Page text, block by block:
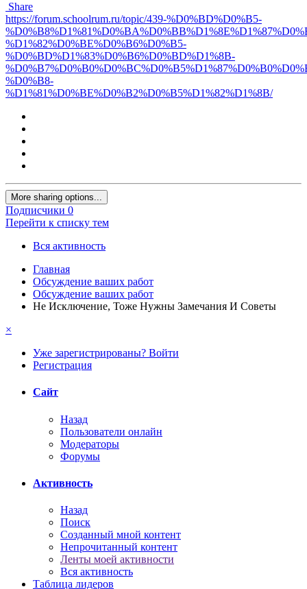
Share
https://forum.schoolrum.ru/topic/439-%D0%BD%D0%B5-
%D1%82%D0%BE%D0%B6%D0%B5-
%D0%BD%D1%83%D0%B6%D0%BD%D1%8B-
%D0%B8-
%D1%81%D0%BE%D0%B2%D0%B5%D1%82%D1%8B/
More sharing options...
Подписчики 0
Перейти к списку тем
Вся активность
Главная
Обсуждение ваших работ
Обсуждение ваших работ
Не Исключение, Тоже Нужны Замечания И Советы
×
Уже зарегистрированы? Войти
Регистрация
Сайт
Назад
Пользователи онлайн
Модераторы
Форумы
Активность
Назад
Поиск
Созданный мной контент
Непрочитанный контент
Ленты моей активности
Вся активность
Таблица лидеров